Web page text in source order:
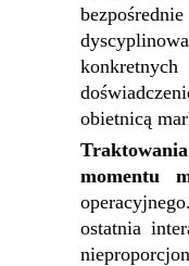
obietnicą
momentu
ostatnia